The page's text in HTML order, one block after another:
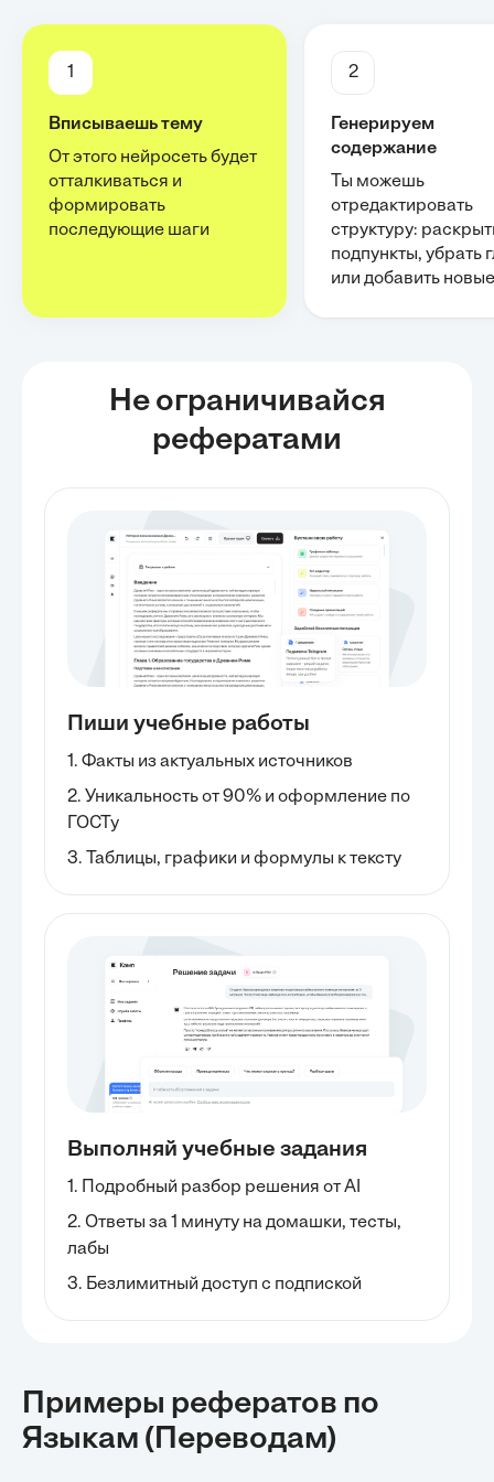
1
Вписываешь тему
От этого нейросеть будет
отталкиваться и
формировать
последующие шаги
2
Генерируем
содержание
Ты можешь
отредактировать
структуру:
подпункты, убрать
или добавить новые
Не ограничивайся
рефератами
Пиши учебные работы
1. Факты из актуальных источников
2. Уникальность от 90% и оформление по
ГОСТу
3. Таблицы, графики и формулы к тексту
Выполняй учебные задания
1. Подробный разбор решения от AI
2. Ответы за 1 минуту на домашки, тесты,
лабы
3. Безлимитный доступ с подпиской
Примеры рефератов по
Языкам (переводам)